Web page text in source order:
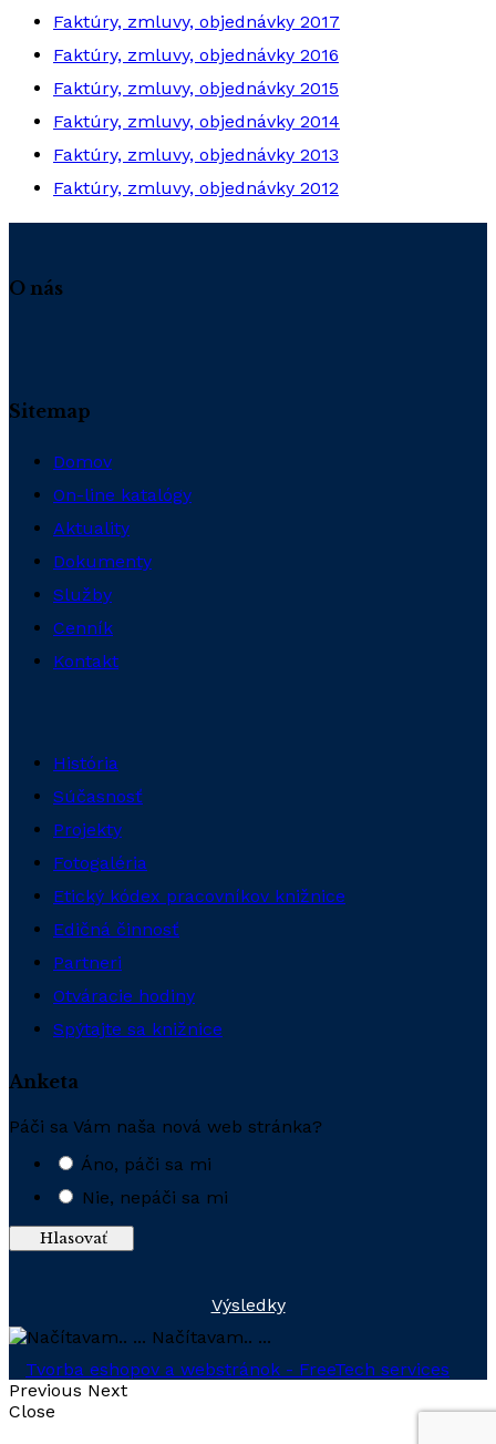
Faktúry, zmluvy, objednávky 2017
Faktúry, zmluvy, objednávky 2016
Faktúry, zmluvy, objednávky 2015
Faktúry, zmluvy, objednávky 2014
Faktúry, zmluvy, objednávky 2013
Faktúry, zmluvy, objednávky 2012
O nás
Sitemap
Domov
On-line katalógy
Aktuality
Dokumenty
Služby
Cenník
Kontakt
História
Súčasnosť
Projekty
Fotogaléria
Etický kódex pracovníkov knižnice
Edičná činnosť
Partneri
Otváracie hodiny
Spýtajte sa knižnice
Anketa
Páči sa Vám naša nová web stránka?
Áno, páči sa mi
Nie, nepáči sa mi
Výsledky
Načítavam.. ...
Tvorba eshopov a webstránok - FreeTech services
Previous Next
Close